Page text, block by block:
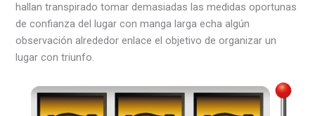
hallan transpirado tomar demasiadas las medidas oportunas
de confianza del lugar con manga larga echa algún
observación alrededor enlace el objetivo de organizar un
lugar con triunfo.